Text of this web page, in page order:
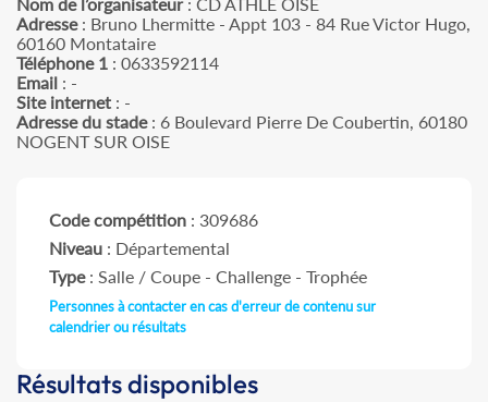
Adresse: Bruno Lhermitte - Appt 103 - 84 Rue Victor Hugo,
60160 Montataire
Téléphone 1 : 0633592114
Email : -
Site internet : -
Adresse du stade: 6 Boulevard Pierre De Coubertin, 60180
NOGENT SUR OISE
Code compétition : 309686
Niveau : Départemental
Type: Salle / Coupe - Challenge - Trophée
Personnes à contacter en cas d'erreur de contenu sur
calendrier ou résultats
Résultats disponibles